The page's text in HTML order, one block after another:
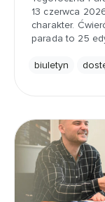
13 czerwca
charakter.
parada to 25
biuletyn